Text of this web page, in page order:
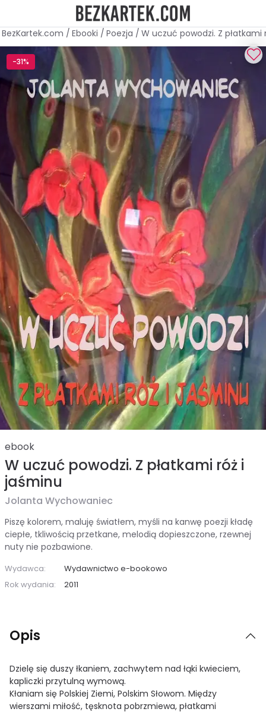
BezKartek.com / Ebooki / Poezja / W uczuć powodzi. Z płatkami
-31%
ebook
W uczuć powodzi. Z płatkami róż i
jaśminu
Jolanta Wychowaniec
Piszę kolorem, maluję światłem, myśli na kanwę poezji kładę
ciepłe, tkliwością przetkane, melodią dopieszczone, rzewnej
nuty nie pozbawione.
Wydawca:
Wydawnictwo e-bookowo
Rok wydania:
2011
Opis
Dzielę się duszy łkaniem, zachwytem nad łąki kwieciem,
kapliczki przytulną wymową.
Kłaniam się Polskiej Ziemi, Polskim Słowom. Między
wierszami miłość, tęsknota pobrzmiewa, płatkami